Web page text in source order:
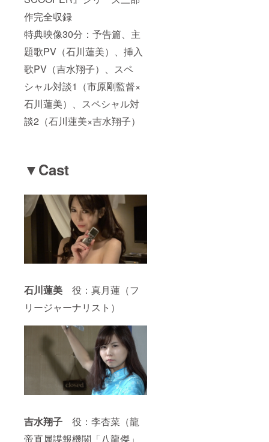
作完全収録
特典映像30分：予告篇、主
題歌PV（石川蓮美）、挿入
歌PV（吉水翔子）、スペ
シャル対談1（市原剛監督×
石川蓮美）、スペシャル対
談2（石川蓮美×吉水翔子）
▼Cast
石川蓮美 役：真月蓮（フ
リージャーナリスト）
吉水翔子 役：李杏菜（龍
帝直属諜報機関「八龍傑」